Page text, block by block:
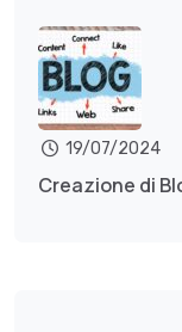
19/07/2024
Creazione di